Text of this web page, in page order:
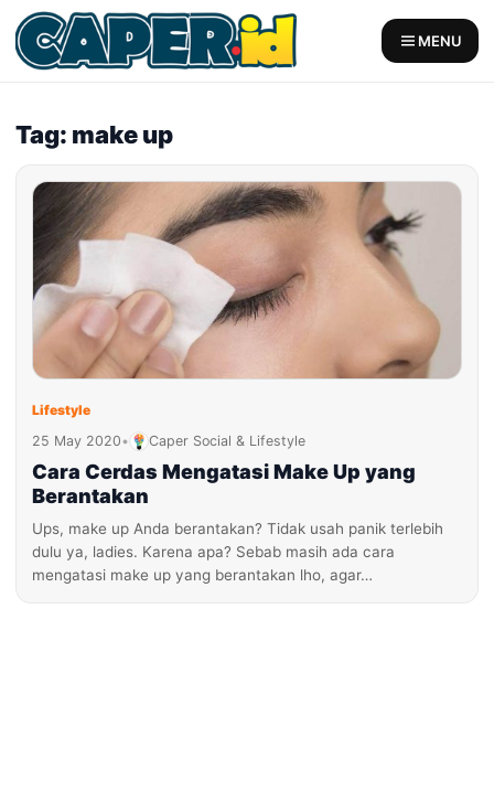
Skip
to
content
MENU
Tag: make up
Lifestyle
25 May 2020• Caper Social & Lifestyle
Cara Cerdas Mengatasi Make Up yang
Berantakan
Ups, make up Anda berantakan? Tidak usah panik terlebih
dulu ya, ladies. Karena apa? Sebab masih ada cara
mengatasi make up yang berantakan lho, agar…